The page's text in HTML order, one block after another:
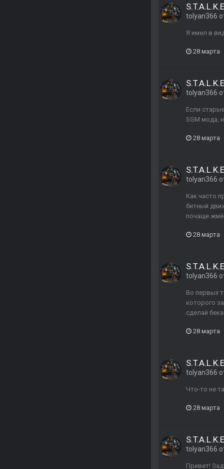
tolyan366
Я имел в
28 марта
tolyan366
Если
SGM мода,
28 марта
tolyan366
Как часто
битный
почаще
28 марта
tolyan366
Во первых
которого
сделай
28 марта
tolyan366
Что-то не
28 марта
tolyan366
Привет!